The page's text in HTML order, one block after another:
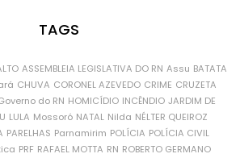
TAGS
ASSEMBLEIA LEGISLATIVA DO RN Assu BATATA
CHUVA CORONEL AZEVEDO CRIME CRUZETA
do RN HOMICÍDIO INCÊNDIO JARDIM DE
LULA Mossoró NATAL Nilda NÉLTER QUEIROZ
PARELHAS Parnamirim POLÍCIA POLÍCIA CIVIL
PRF RAFAEL MOTTA RN ROBERTO GERMANO